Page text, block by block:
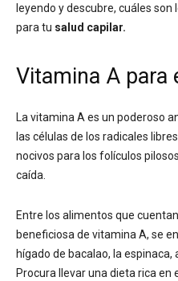
leyendo y descubre, cuáles
para tu salud capilar.
Vitamina A para
La vitamina A es un poderoso
las células de los radicales
nocivos para los folículos
caída.
Entre los alimentos que
beneficiosa de vitamina A, se
hígado de bacalao, la espinaca,
Procura llevar una dieta rica